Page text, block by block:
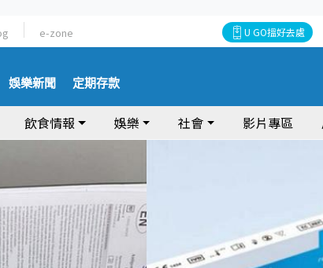
e-zone U GO搵好去處
娛樂新聞 定期存款
飲食情報 娛樂 社會 影片專區